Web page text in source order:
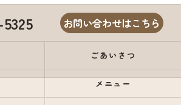
お問い合わせはこちら
ごあいさつ
メニュー